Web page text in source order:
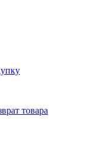
товара